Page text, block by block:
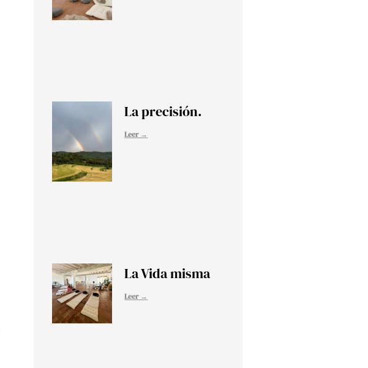
La precisión.
Leer →
La Vida misma
Leer →